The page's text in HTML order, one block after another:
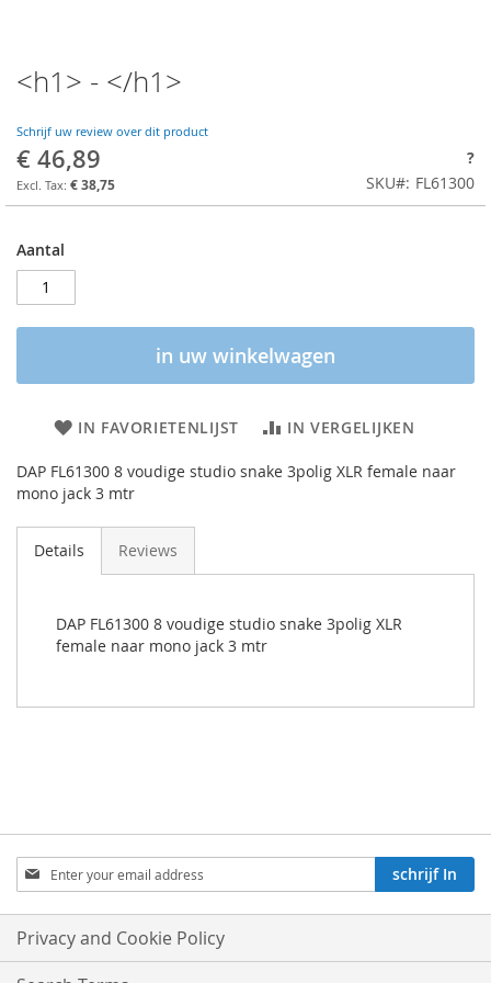
<h1> - </h1>
Schrijf uw review over dit product
€ 46,89
€ 38,75
?
SKU
FL61300
Aantal
in uw winkelwagen
IN FAVORIETENLIJST IN VERGELIJKEN
DAP FL61300 8 voudige studio snake 3polig XLR female naar
mono jack 3 mtr
Details Reviews
DAP FL61300 8 voudige studio snake 3polig XLR
female naar mono jack 3 mtr
Aboneren
op
onze
nieuwsbrief:
schrijf In
Privacy and Cookie Policy